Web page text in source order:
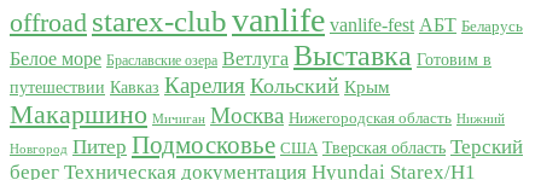
offroad starex-clubvanlife vanlife-fest АБТ Беларусь
Белое море Браславские озера Ветлуга Выставка Готовим в
путешествии Кавказ Карелия Кольский Крым
Макаршино Мичиган Москва Нижегородская область Нижний
Новгород Питер Подмосковье США Тверская область Терский
берег Техническая документация Hyundai Starex/H1